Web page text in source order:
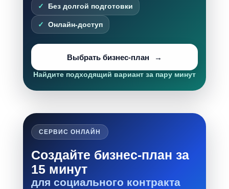
Без долгой подготовки
Онлайн-доступ
Выбрать бизнес-план
Найдите подходящий вариант за пару минут
СЕРВИС ОНЛАЙН
Создайте бизнес-план за
15 минут
для социального контракта